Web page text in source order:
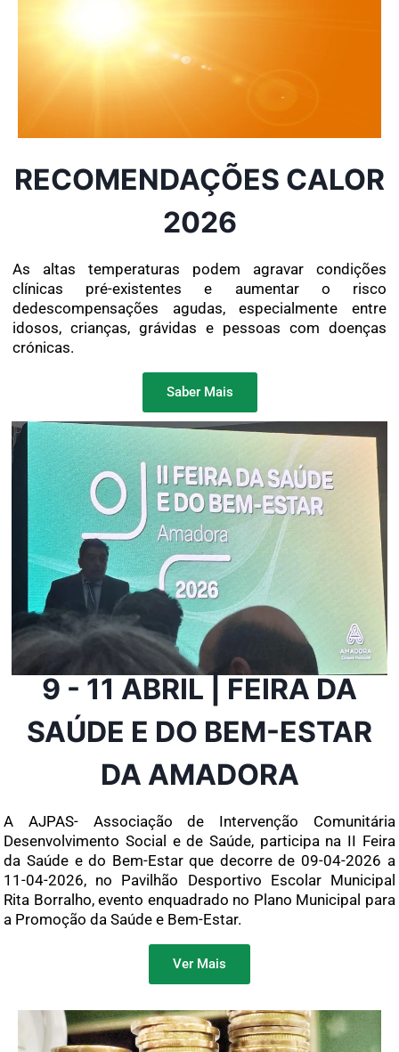
RECOMENDAÇÕES CALOR
2026
As altas temperaturas podem agravar condições
clínicas pré-existentes e aumentar o risco
dedescompensações agudas, especialmente entre
idosos, crianças, grávidas e pessoas com doenças
crónicas.
Saber Mais
9 - 11 ABRIL | FEIRA DA
SAÚDE E DO BEM-ESTAR
DA AMADORA
A AJPAS- Associação de Intervenção Comunitária
Desenvolvimento Social e de Saúde, participa na II Feira
da Saúde e do Bem-Estar que decorre de 09-04-2026 a
11-04-2026, no Pavilhão Desportivo Escolar Municipal
Rita Borralho, evento enquadrado no Plano Municipal para
a Promoção da Saúde e Bem-Estar.
Ver Mais